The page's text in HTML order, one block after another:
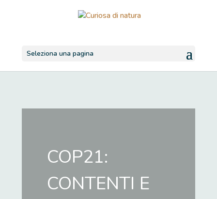
Seleziona una pagina
COP21:
CONTENTI E